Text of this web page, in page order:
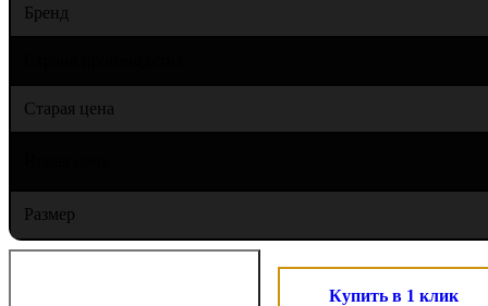
Бренд
Старая цена
Размер
Купить в 1 клик